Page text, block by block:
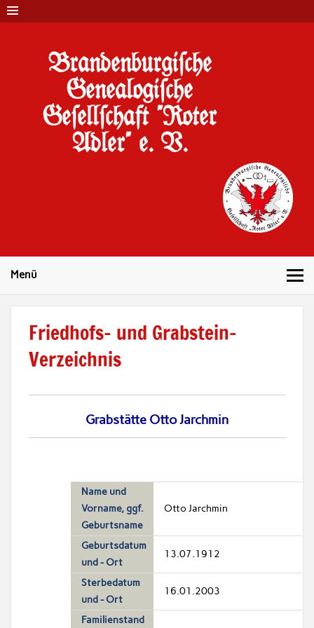
Brandenburgi#che
Genealogi#che
Ge#ell#chaft "Roter
Adler" e. V.
Menü
Friedhofs- und Grabstein-
Verzeichnis
Grabstätte Otto Jarchmin
Name und
Vorname, ggf.
Geburtsname
Otto Jarchmin
Geburtsdatum
und - Ort
13.07.1912
Sterbedatum
und - Ort
16.01.2003
Familienstand